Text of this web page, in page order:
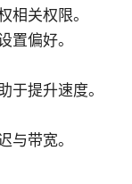
关权限。
置偏好。
于提升速度。
与带宽。